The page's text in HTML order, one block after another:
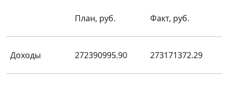
План, руб. Факт, руб.
Доходы 272390995.90 273171372.29